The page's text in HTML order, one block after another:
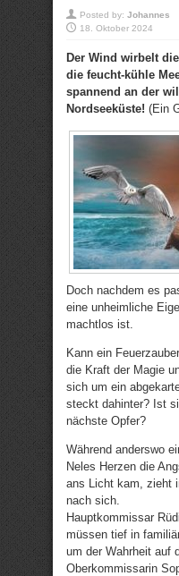
Posted by: Johannes
18. Oktober 2024
Der Wind wirbelt
die feucht-kühle
spannend an der
Nordseeküste! (Ein
Doch nachdem es
eine unheimliche
machtlos ist.
Kann ein
die Kraft der Magie
sich um ein
steckt dahinter? Ist
nächste Opfer?
Während anderswo
Neles Herzen die
ans Licht kam, zieht
nach sich.
Hauptkommissar
müssen tief in
um der Wahrheit auf
Oberkommissarin